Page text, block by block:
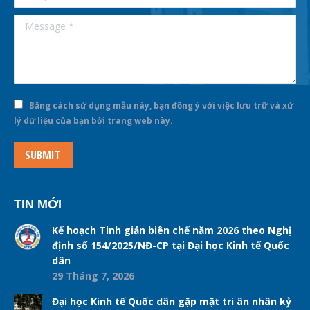
Message *
Bằng cách sử dụng mẫu này, bạn đồng ý với việc lưu trữ và xử
lý dữ liệu của bạn bởi trang web này.
SUBMIT
TIN MỚI
Kế hoạch Tinh giản biên chế năm 2026 theo Nghị
định số 154/2025/NĐ-CP tại Đại học Kinh tế Quốc
dân
29 Tháng 7, 2026
Đại học Kinh tế Quốc dân gặp mặt tri ân nhân kỷ